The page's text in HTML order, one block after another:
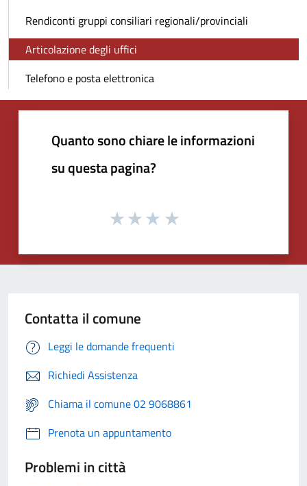
Rendiconti gruppi consiliari regionali/provinciali
Articolazione degli uffici
Telefono e posta elettronica
Quanto sono chiare le informazioni
su questa pagina?
Contatta il comune
Leggi le domande frequenti
Richiedi Assistenza
Chiama il comune 02 9068861
Prenota un appuntamento
Problemi in città